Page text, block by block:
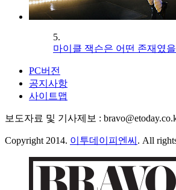
5.
마이클 잭슨은 어떤 존재였
PC버전
공지사항
사이트맵
보도자료 및 기사제보 :
Copyright 2014. 이투데이피엔씨 . All